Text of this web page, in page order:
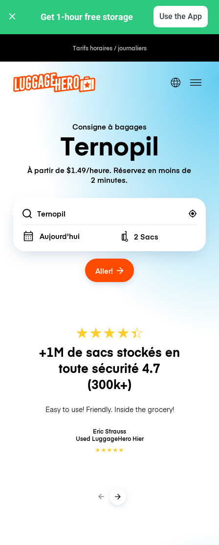
Get 1-hour free storage Use the App
Tarifs horaires / journaliers
Consigne à bagages
Ternopil
À partir de $1.49/heure. Réservez en moins de
2 minutes.
Location
Aujourd'hui Number of bags
2 Sacs
Aller!
★★★★☆
★
+1M de sacs stockés en
toute sécurité 4.7
(300k+)
Easy to use! Friendly. Inside the grocery!
Eric Strauss
Used LuggageHero Hier
★★★★★